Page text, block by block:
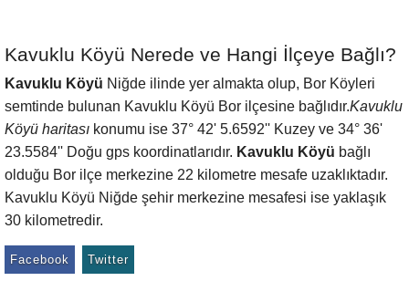
Kavuklu Köyü Nerede ve Hangi İlçeye Bağlı?
Kavuklu Köyü Niğde ilinde yer almakta olup, Bor Köyleri
semtinde bulunan Kavuklu Köyü Bor ilçesine bağlıdır.Kavuklu
Köyü haritası konumu ise 37° 42' 5.6592'' Kuzey ve 34° 36'
23.5584'' Doğu gps koordinatlarıdır. Kavuklu Köyü bağlı
olduğu Bor ilçe merkezine 22 kilometre mesafe uzaklıktadır.
Kavuklu Köyü Niğde şehir merkezine mesafesi ise yaklaşık
30 kilometredir.
Facebook Twitter